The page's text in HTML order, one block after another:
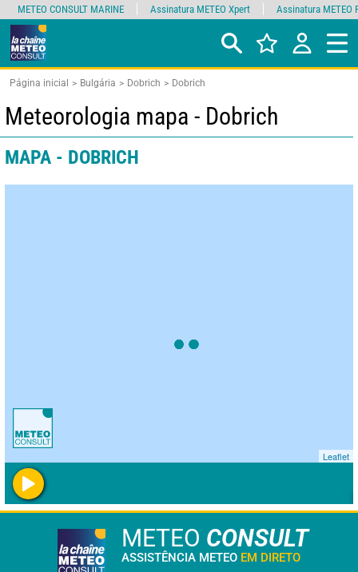
Página inicial Bulgária Dobrich Dobrich
Meteorologia mapa - Dobrich
MAPA - DOBRICH
Leaflet
METEO CONSULT
ASSISTÊNCIA METEO EM DIRETO
METEO CONSULT MARINE Assinatura METEO Xpert Assinatura METEO